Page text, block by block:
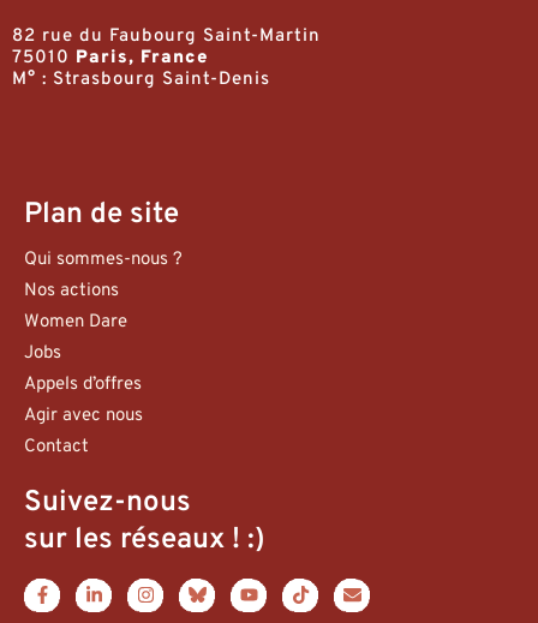
82 rue du Faubourg Saint-Martin
75010 Paris, France
M° : Strasbourg Saint-Denis
Plan de site
Qui sommes-nous ?
Nos actions
Women Dare
Jobs
Appels d’offres
Agir avec nous
Contact
Suivez-nous
sur les réseaux ! :)